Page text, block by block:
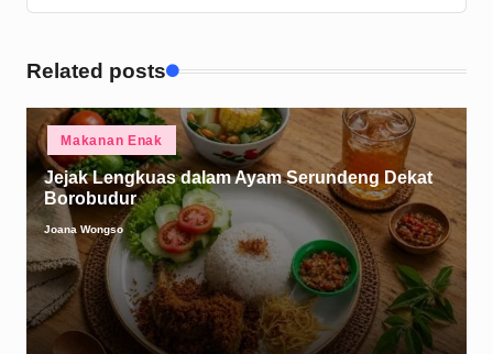
Related posts
Posted
Makanan Enak
Jejak Lengkuas dalam Ayam Serundeng Dekat
Borobudur
Posted
by
Joana Wongso